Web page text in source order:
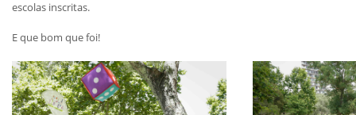
escolas inscritas.
E que bom que foi!